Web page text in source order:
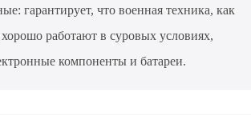
гарантирует, что военная техника, как
работают в суровых условиях,
компоненты и батареи.